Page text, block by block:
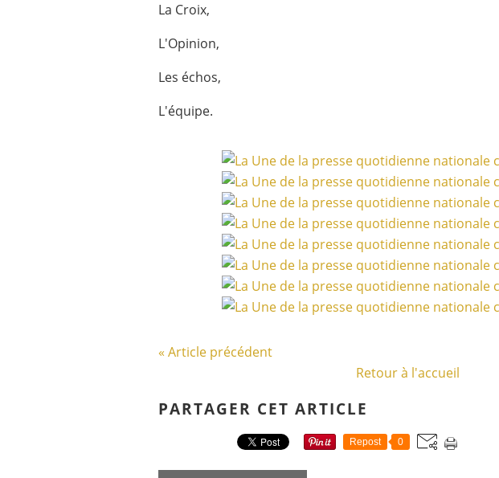
La Croix,
L'Opinion,
Les échos,
L'équipe.
« Article précédent
Retour à l'accueil
PARTAGER CET ARTICLE
Repost 0